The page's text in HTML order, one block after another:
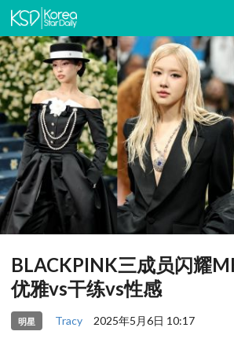
BLACKPINK三成员闪耀
优雅vs干练vs性感
明星 Tracy 2025年5月6日 10:17